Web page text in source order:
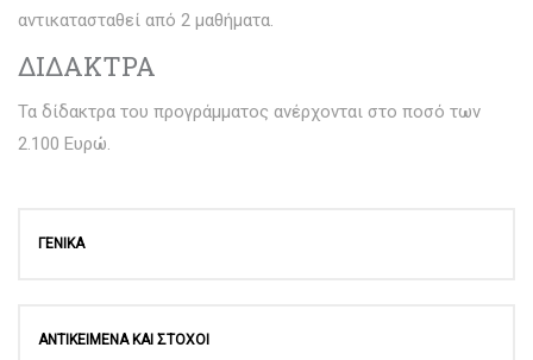
αντικατασταθεί από 2 μαθήματα.
ΔΙΔΑΚΤΡΑ
Τα δίδακτρα του προγράμματος ανέρχονται στο ποσό των
2.100 Ευρώ.
ΓΕΝΙΚΑ
ΑΝΤΙΚΕΙΜΕΝΑ ΚΑΙ ΣΤΟΧΟΙ